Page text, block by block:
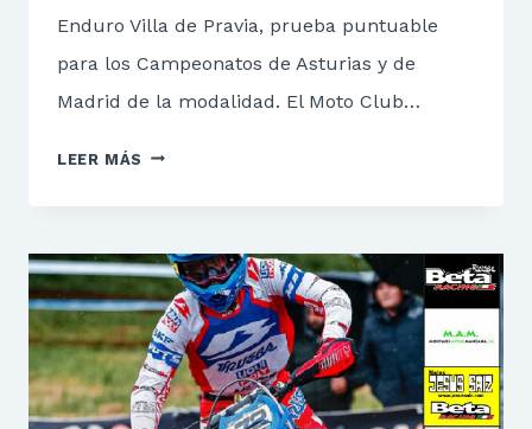
Enduro Villa de Pravia, prueba puntuable
para los Campeonatos de Asturias y de
Madrid de la modalidad. El Moto Club…
LEER MÁS V
VILLA
PRAVIA